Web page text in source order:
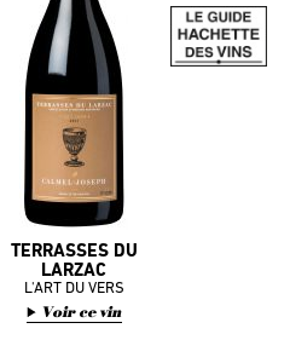
TERRASSES DU
LARZAC
L'ART DU VERS
Voir ce vin